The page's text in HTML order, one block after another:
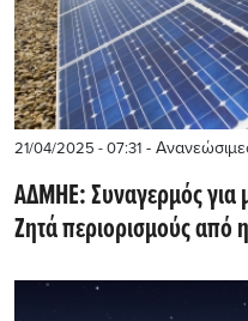
21/04/2025 - 07:31 -
ΑΔΜΗΕ: Συναγερμός για
Ζητά περιορισμούς